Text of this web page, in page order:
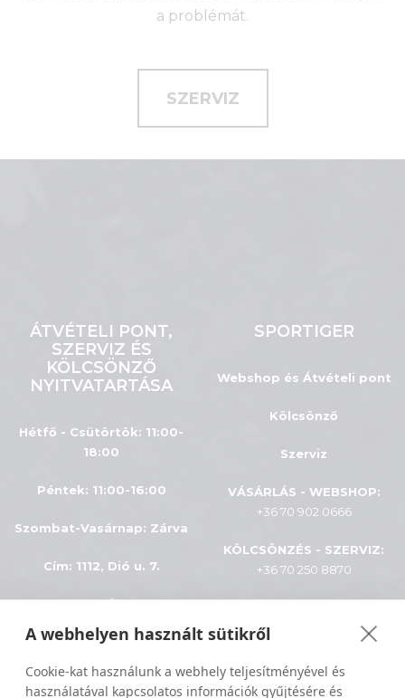
a problémát.
SZERVIZ
ÁTVÉTELI PONT,
SZERVIZ ÉS
KÖLCSÖNZŐ
NYITVATARTÁSA
Hétfő - Csütörtök: 11:00-
18:00
Péntek: 11:00-16:00
Szombat-Vasárnap: Zárva
Cím: 1112, Dió u. 7.
SPORTIGER
Webshop és Átvételi pont
Kölcsönző
Szerviz
VÁSÁRLÁS - WEBSHOP:
+36 70 902 0666
KÖLCSÖNZÉS - SZERVIZ:
+36 70 250 8870
Adatkezelés
Minden jog fenntartva © 2024
Sportiger
A webhelyen használt sütikről
Cookie-kat használunk a webhely teljesítményével és
használatával kapcsolatos információk gyűjtésére és